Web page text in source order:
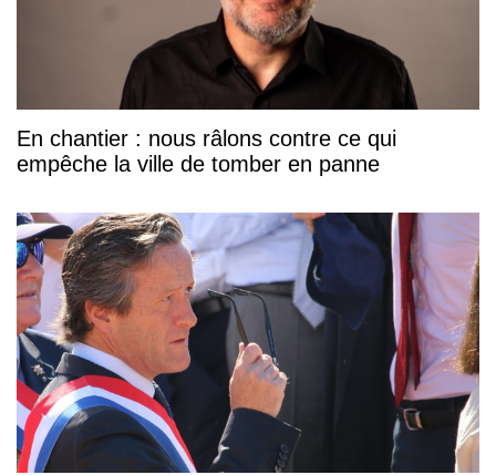
En chantier : nous râlons contre ce qui
empêche la ville de tomber en panne